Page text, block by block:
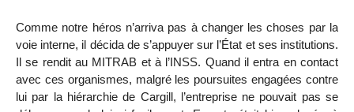
Comme notre héros n’arriva pas à changer les choses par la
voie interne, il décida de s’appuyer sur l’État et ses institutions.
Il se rendit au MITRAB et à l’INSS. Quand il entra en contact
avec ces organismes, malgré les poursuites engagées contre
lui par la hiérarchie de Cargill, l’entreprise ne pouvait pas se